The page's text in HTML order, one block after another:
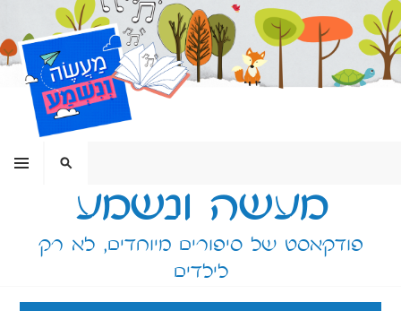
דילוג
לתוכן
מעשה ונשמע
פודקאסט של סיפורים מיוחדים, לא רק
לילדים
תפריט חיפוש